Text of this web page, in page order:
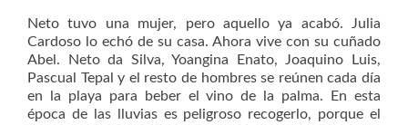
Neto tuvo una mujer, pero aquello ya acabó. Julia
Cardoso lo echó de su casa. Ahora vive con su cuñado
Abel. Neto da Silva, Yoangina Enato, Joaquino Luis,
Pascual Tepal y el resto de hombres se reúnen cada día
en la playa para beber el vino de la palma. En esta
época de las lluvias es peligroso recogerlo, porque el